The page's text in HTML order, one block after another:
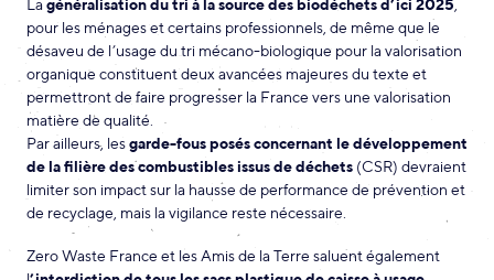
Lagénéralisation du tri à la source des biodéchets d’ici 2025,
pour les ménages et certains professionnels, de même que le
désaveu de l’usage du tri mécano-biologique pour la valorisation
organique constituent deux avancées majeures du texte et
permettront de faire progresser la France vers une valorisation
matière de qualité.
Par ailleurs, lesgarde-fous posés concernant le développement
de la filière des combustibles issus de déchets (CSR) devraient
limiter son impact sur la hausse de performance de prévention et
de recyclage, mais la vigilance reste nécessaire.
Zero Waste France et les Amis de la Terre saluent également